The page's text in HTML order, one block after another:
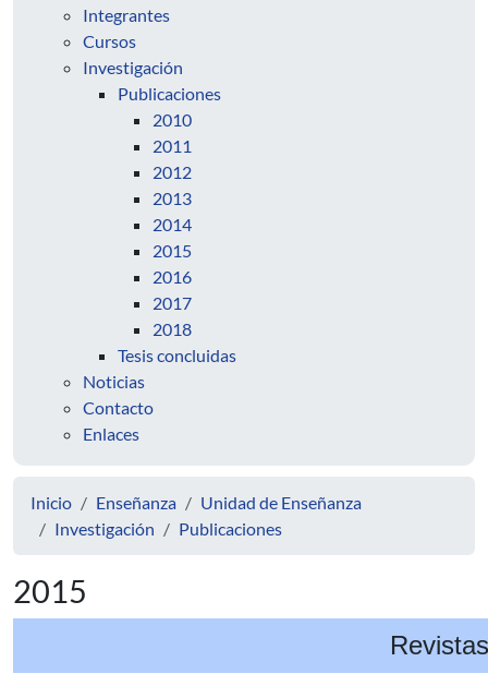
Integrantes
Cursos
Investigación
Publicaciones
2010
2011
2012
2013
2014
2015
2016
2017
2018
Tesis concluidas
Noticias
Contacto
Enlaces
Inicio Enseñanza
Unidad de Enseñanza
Investigación
Publicaciones
2015
Revistas